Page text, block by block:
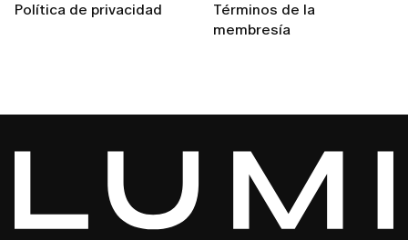
Política de privacidad
Términos de la
membresía